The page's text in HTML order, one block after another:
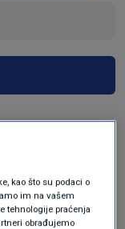
kao što su podaci o
im na vašem
tehnologije praćenja
obrađujemo